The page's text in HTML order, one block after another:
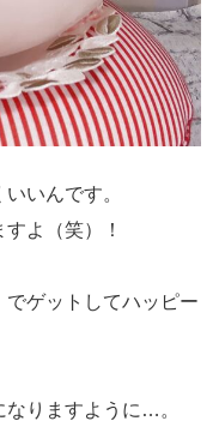
いんです。
よ（笑）！
ゲットしてハッピー
りますように…。